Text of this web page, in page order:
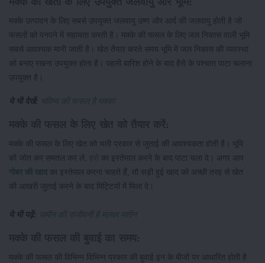
मक्के उत्पादन के लिए सबसे उपयुक्त जलवायु उष्ण और आर्द की जलवायु होती है जो
फसलों को पनपने में सहायता करती है। मक्के की फसल के लिए जल निकास वाली भूमि
सबसे आवश्यक मानी जाती है। खेत तैयार करते समय भूमि में जल निकास की व्यवस्था
को बनाए रखना उपयुक्त होता है। पहली बारिश होने के बाद हैरो के पश्चात पाटा चलाना
उपयुक्त है।
ये भी देखें: भविष्य की फसल है मक्का
मक्के की फसल के लिए खेत को भली प्रकार से जुताई की आवश्यकता होती है। भूमि
को जोत कर समतल कर ले,
हरो
का इस्तेमाल करने के बाद पाटा चला दे। अगर आप
गोबर की खाद का इस्तेमाल करना चाहते हैं, तो सड़ी हुई खाद को अच्छी तरह से खेत
की आखरी जुताई करने के बाद मिट्टियों में मिला दे।
ये भी पढ़ें: जमीन की संजीवनी है मल्चर मशीन
मक्के की फसल की विभिन्न विभिन्न प्रकार की बुवाई इन के बीजों पर आधारित होती है